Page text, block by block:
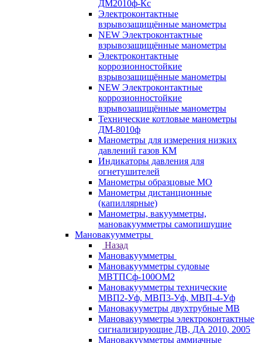
ДМ2010ф-Кс
Электроконтактные
взрывозащищённые манометры
NEW Электроконтактные
взрывозащищённые манометры
Электроконтактные
коррозионностойкие
взрывозащищённые манометры
NEW Электроконтактные
коррозионностойкие
взрывозащищённые манометры
Технические котловые манометры
ДМ-8010ф
Манометры для измерения низких
давлений газов КМ
Индикаторы давления для
огнетушителей
Манометры образцовые МО
Манометры дистанционные
(капиллярные)
Манометры, вакуумметры,
мановакуумметры самопишущие
Мановакуумметры
Назад
Мановакуумметры
Мановакуумметры судовые
МВТПСф-100ОМ2
Мановакуумметры технические
МВП2-Уф, МВП3-Уф, МВП-4-Уф
Мановакууметры двухтрубные МВ
Мановакуумметры электроконтактные
сигнализирующие ДВ, ДА 2010, 2005
Мановакуумметры аммиачные